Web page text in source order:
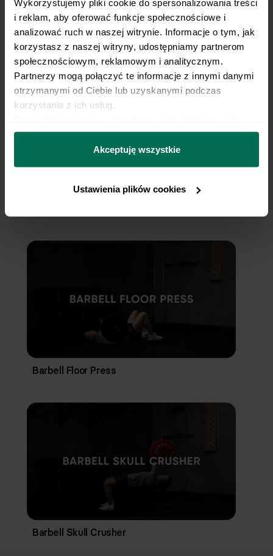
Wykorzystujemy pliki cookie do spersonalizowania treści
i reklam, aby oferować funkcje społecznościowe i
analizować ruch w naszej witrynie. Informacje o tym, jak
korzystasz z naszej witryny, udostępniamy partnerom
społecznościowym, reklamowym i analitycznym.
Partnerzy mogą połączyć te informacje z innymi danymi
otrzymanymi od Ciebie lub uzyskanymi podczas
korzystania z ich usług.
można się z nami skontaktować i w jaki sposób
przetwarzamy dane osobowe w ramach
prywatności.
Akceptuję wszystkie
Ustawienia plików cookies
Dumbbell Floor Press
Barbell Floor Press
Barbell Skull Crusher